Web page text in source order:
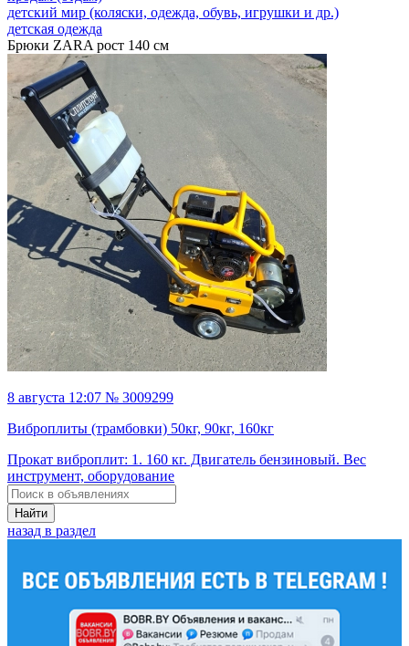
детский мир (коляски, одежда, обувь, игрушки и др.)
детская одежда
Брюки ZARA рост 140 см
8 августа 12:07 № 3009299
Виброплиты (трамбовки) 50кг, 90кг, 160кг
Прокат виброплит: 1. 160 кг. Двигатель бензиновый. Вес
инструмент, оборудование
Найти
назад в раздел